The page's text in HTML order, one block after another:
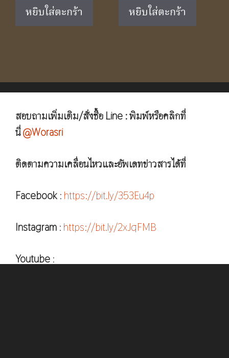
฿1,750.00.
หยิบใส่ตะกร้า
฿5,250.00.
หยิบใส่ตะกร้า
สอบถามเพิ่มเติม/สั่งซื้อ Line : พิมพ์หรือคลิกที่
นี่@Worasri
ติดตามความเคลื่อนไหวและอัพเดทข่าวสารได้ที่
Facebook : https://bit.ly/353Eu4p
Instagram : https://bit.ly/2xJqFMB
Youtube :